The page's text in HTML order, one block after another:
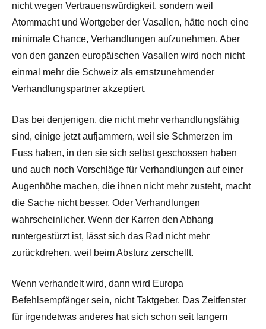
nicht wegen Vertrauenswürdigkeit, sondern weil
Atommacht und Wortgeber der Vasallen, hätte noch eine
minimale Chance, Verhandlungen aufzunehmen. Aber
von den ganzen europäischen Vasallen wird noch nicht
einmal mehr die Schweiz als ernstzunehmender
Verhandlungspartner akzeptiert.
Das bei denjenigen, die nicht mehr verhandlungsfähig
sind, einige jetzt aufjammern, weil sie Schmerzen im
Fuss haben, in den sie sich selbst geschossen haben
und auch noch Vorschläge für Verhandlungen auf einer
Augenhöhe machen, die ihnen nicht mehr zusteht, macht
die Sache nicht besser. Oder Verhandlungen
wahrscheinlicher. Wenn der Karren den Abhang
runtergestürzt ist, lässt sich das Rad nicht mehr
zurückdrehen, weil beim Absturz zerschellt.
Wenn verhandelt wird, dann wird Europa
Befehlsempfänger sein, nicht Taktgeber. Das Zeitfenster
für irgendetwas anderes hat sich schon seit langem